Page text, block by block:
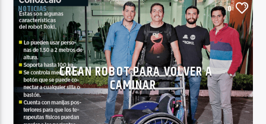
NOTICIAS 0
CREAN ROBOT PARA VOLVER A
CAMINAR